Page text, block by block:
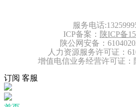
服务电话
ICP备案： 陕ICP备
陕公网安备：
人力资源服务许可证：
增值电信业务经营许可证：
订阅 客服